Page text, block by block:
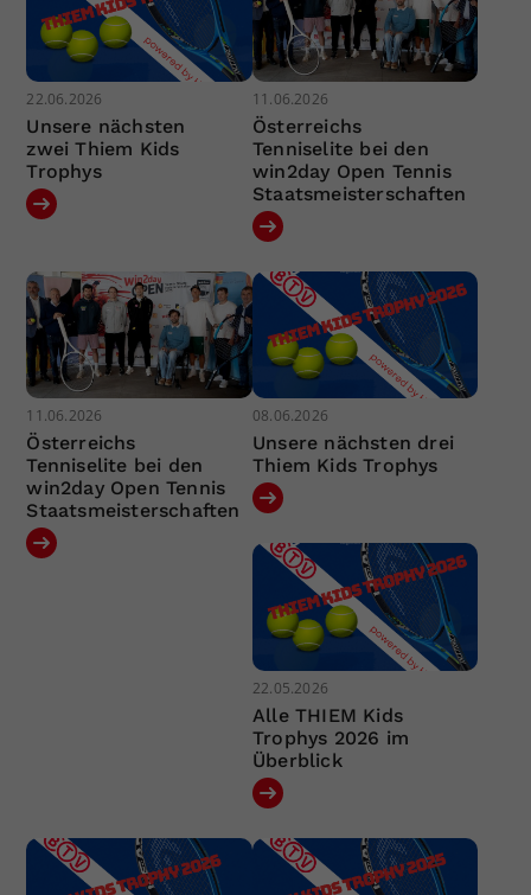
22.06.2026
Unsere nächsten
zwei Thiem Kids
Trophys
11.06.2026
Österreichs
Tenniselite bei den
win2day Open Tennis
Staatsmeisterschaften
11.06.2026
Österreichs
Tenniselite bei den
win2day Open Tennis
Staatsmeisterschaften
08.06.2026
Unsere nächsten drei
Thiem Kids Trophys
22.05.2026
Alle THIEM Kids
Trophys 2026 im
Überblick